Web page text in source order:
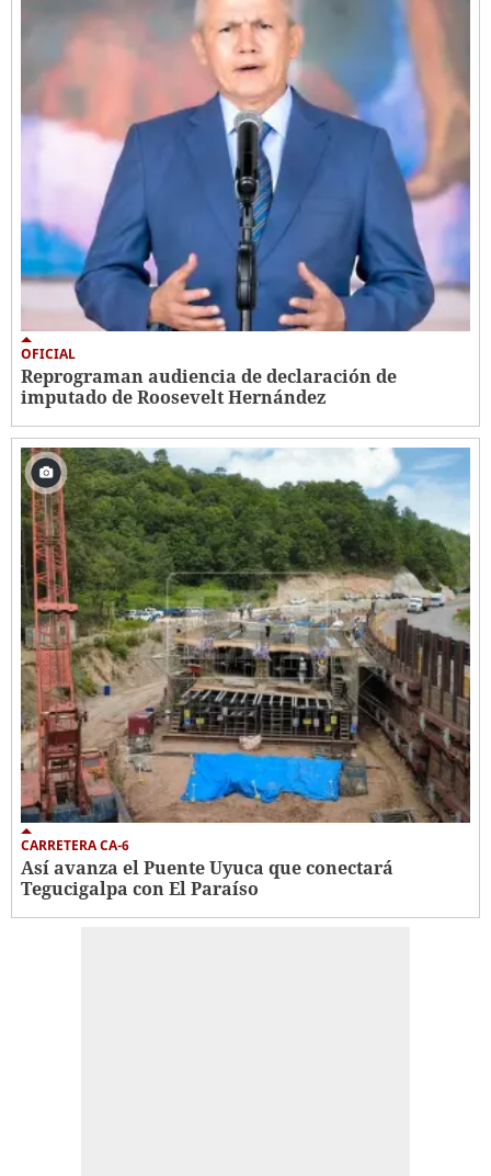
OFICIAL
Reprograman audiencia de declaración de
imputado de Roosevelt Hernández
CARRETERA CA-6
Así avanza el Puente Uyuca que conectará
Tegucigalpa con El Paraíso